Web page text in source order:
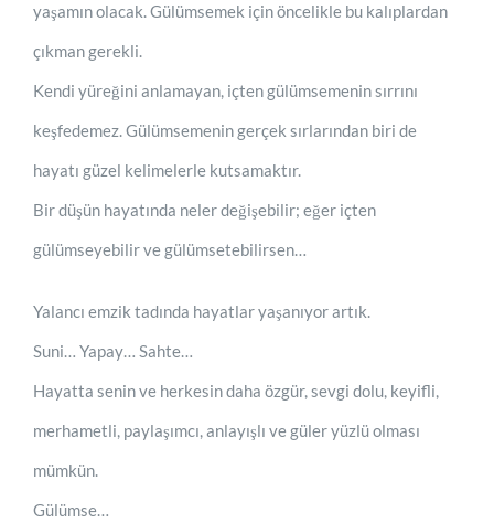
yaşamın olacak. Gülümsemek için öncelikle bu kalıplardan
çıkman gerekli.
Kendi yüreğini anlamayan, içten gülümsemenin sırrını
keşfedemez. Gülümsemenin gerçek sırlarından biri de
hayatı güzel kelimelerle kutsamaktır.
Bir düşün hayatında neler değişebilir; eğer içten
gülümseyebilir ve gülümsetebilirsen…
Yalancı emzik tadında hayatlar yaşanıyor artık.
Suni… Yapay… Sahte…
Hayatta senin ve herkesin daha özgür, sevgi dolu, keyifli,
merhametli, paylaşımcı, anlayışlı ve güler yüzlü olması
mümkün.
Gülümse…